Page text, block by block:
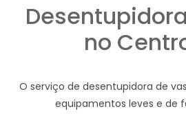
no
O serviço de desentupidora de
equipamentos leves e de